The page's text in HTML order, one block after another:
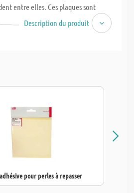
entre elles. Ces plaques sont
un peu une forme et les perles
son choix, selon l'envie !
Description du produit
pour perles à repasser